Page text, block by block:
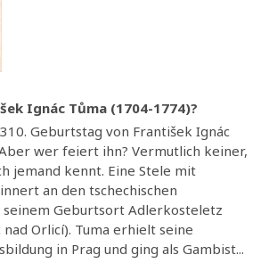
Ignác Tůma (1704-1774)?
Geburtstag von František Ignác
wer feiert ihn? Vermutlich keiner,
jemand kennt. Eine Stele mit
an den tschechischen
Geburtsort Adlerkosteletz
Orlicí). Tuma erhielt seine
in Prag und ging als Gambist...